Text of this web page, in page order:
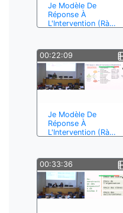
Je Modèle De
Réponse À
L'Intervention (Rà…
00:22:09
Je Modèle De
Réponse À
L'Intervention (Rà…
00:33:36